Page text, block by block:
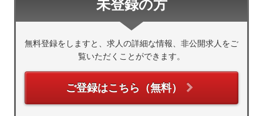
未登録の方
無料登録をしますと、求人の詳細な情報、非公開求人をご
覧いただくことができます。
ご登録はこちら（無料）